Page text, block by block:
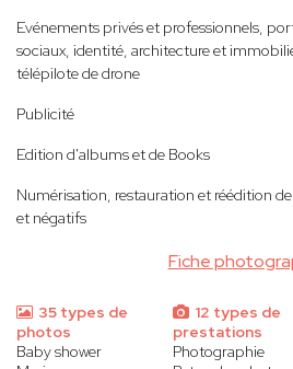
Fiche
Evénements privés et professionnels,
sociaux, identité, architecture et
télépilote de drone
Publicité
Edition d'albums et de Books
Numérisation, restauration et réédition
et négatifs
35 types de
photos
Baby shower
12 types de
prestations
Photographie